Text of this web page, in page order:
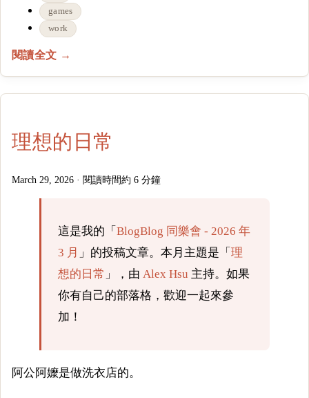
games
work
閱讀全文 →
理想的日常
March 29, 2026 · 閱讀時間約 6 分鐘
這是我的「 BlogBlog 同樂會 - 2026 年
3 月 」的投稿文章。本月主題是「 理
想的日常 」，由 Alex Hsu 主持。如果
你有自己的部落格，歡迎一起來參
加！
阿公阿嬤是做洗衣店的。